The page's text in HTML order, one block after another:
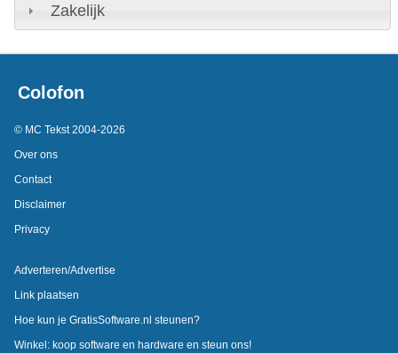
Zakelijk
Colofon
© MC Tekst 2004-2026
Over ons
Contact
Disclaimer
Privacy
Adverteren/Advertise
Link plaatsen
Hoe kun je GratisSoftware.nl steunen?
Winkel: koop software en hardware en steun ons!